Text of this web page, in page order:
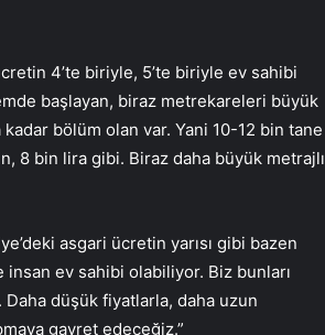
4’te biriyle, 5’te biriyle ev sahibi
başlayan, biraz metrekareleri büyük
bölüm olan var. Yani 10-12 bin tane
8 bin lira gibi. Biraz daha büyük metrajlı
asgari ücretin yarısı gibi bazen
insan ev sahibi olabiliyor. Biz bunları
düşük fiyatlarla, daha uzun
gayret edeceğiz.”